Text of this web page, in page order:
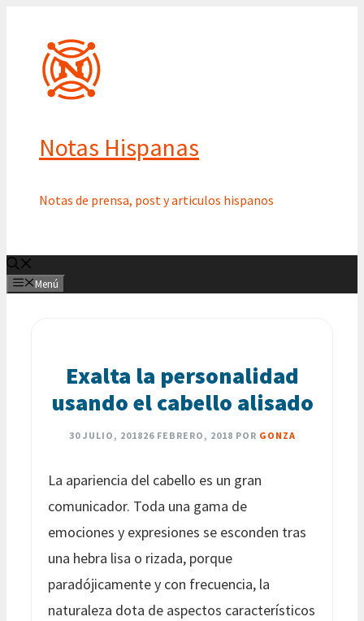
contenido
Notas Hispanas
Notas de prensa, post y articulos hispanos
Menú
Exalta la personalidad
usando el cabello alisado
30 JULIO, 201826 FEBRERO, 2018 POR GONZA
La apariencia del cabello es un gran
comunicador. Toda una gama de
emociones y expresiones se esconden tras
una hebra lisa o rizada, porque
paradójicamente y con frecuencia, la
naturaleza dota de aspectos característicos